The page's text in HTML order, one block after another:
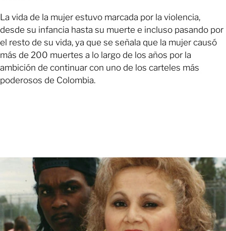
La vida de la mujer estuvo marcada por la violencia,
desde su infancia hasta su muerte e incluso pasando por
el resto de su vida, ya que se señala que la mujer causó
más de 200 muertes a lo largo de los años por la
ambición de continuar con uno de los carteles más
poderosos de Colombia.